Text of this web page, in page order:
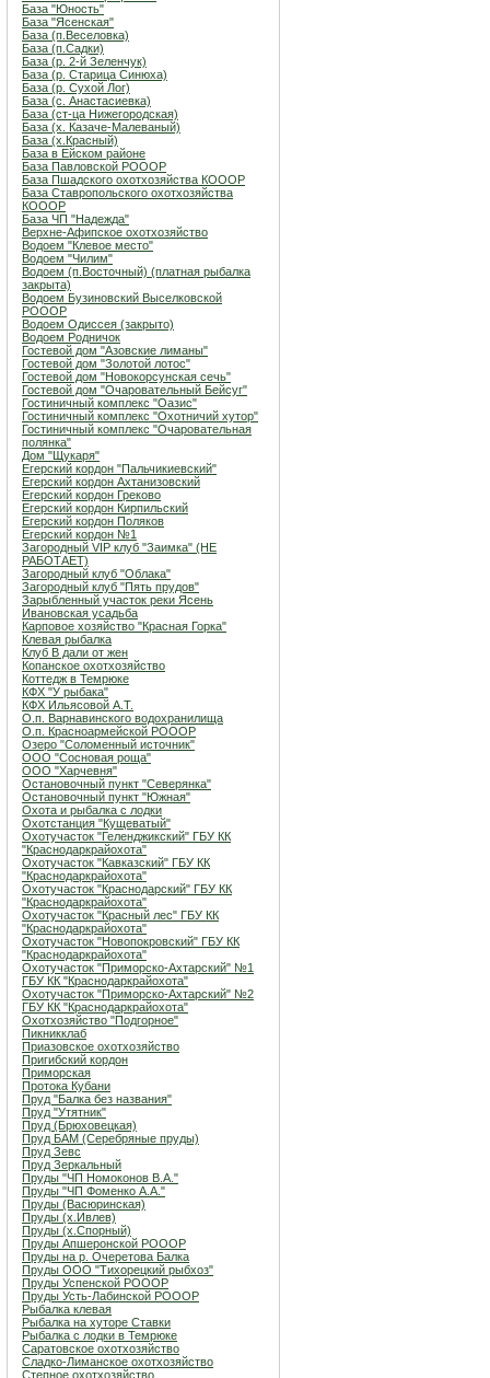
База "Юность"
База "Ясенская"
База (п.Веселовка)
База (п.Садки)
База (р. 2-й Зеленчук)
База (р. Старица Синюха)
База (р. Сухой Лог)
База (с. Анастасиевка)
База (ст-ца Нижегородская)
База (х. Казаче-Малеваный)
База (х.Красный)
База в Ейском районе
База Павловской РОООР
База Пшадского охотхозяйства КОООР
База Ставропольского охотхозяйства
КОООР
База ЧП "Надежда"
Верхне-Афипское охотхозяйство
Водоем "Клевое место"
Водоем "Чилим"
Водоем (п.Восточный) (платная рыбалка
закрыта)
Водоем Бузиновский Выселковской
РОООР
Водоем Одиссея (закрыто)
Водоем Родничок
Гостевой дом "Азовские лиманы"
Гостевой дом "Золотой лотос"
Гостевой дом "Новокорсунская сечь"
Гостевой дом "Очаровательный Бейсуг"
Гостиничный комплекс "Оазис"
Гостиничный комплекс "Охотничий хутор"
Гостиничный комплекс "Очаровательная
полянка"
Дом "Щукаря"
Егерский кордон "Пальчикиевский"
Егерский кордон Ахтанизовский
Егерский кордон Греково
Егерский кордон Кирпильский
Егерский кордон Поляков
Егерский кордон №1
Загородный VIP клуб "Заимка" (НЕ
РАБОТАЕТ)
Загородный клуб "Облака"
Загородный клуб "Пять прудов"
Зарыбленный участок реки Ясень
Ивановская усадьба
Карповое хозяйство "Красная Горка"
Клевая рыбалка
Клуб В дали от жен
Копанское охотхозяйство
Коттедж в Темрюке
КФХ "У рыбака"
КФХ Ильясовой А.Т.
О.п. Варнавинского водохранилища
О.п. Красноармейской РОООР
Озеро "Соломенный источник"
ООО "Сосновая роща"
ООО "Харчевня"
Остановочный пункт "Северянка"
Остановочный пункт "Южная"
Охота и рыбалка с лодки
Охотстанция "Кущеватый"
Охотучасток "Геленджикский" ГБУ КК
"Краснодаркрайохота"
Охотучасток "Кавказский" ГБУ КК
"Краснодаркрайохота"
Охотучасток "Краснодарский" ГБУ КК
"Краснодаркрайохота"
Охотучасток "Красный лес" ГБУ КК
"Краснодаркрайохота"
Охотучасток "Новопокровский" ГБУ КК
"Краснодаркрайохота"
Охотучасток "Приморско-Ахтарский" №1
ГБУ КК "Краснодаркрайохота"
Охотучасток "Приморско-Ахтарский" №2
ГБУ КК "Краснодаркрайохота"
Охотхозяйство "Подгорное"
Пикникклаб
Приазовское охотхозяйство
Пригибский кордон
Приморская
Протока Кубани
Пруд "Балка без названия"
Пруд "Утятник"
Пруд (Брюховецкая)
Пруд БАМ (Серебряные пруды)
Пруд Зевс
Пруд Зеркальный
Пруды "ЧП Номоконов В.А."
Пруды "ЧП Фоменко А.А."
Пруды (Васюринская)
Пруды (х.Ивлев)
Пруды (х.Спорный)
Пруды Апшеронской РОООР
Пруды на р. Очеретова Балка
Пруды ООО "Тихорецкий рыбхоз"
Пруды Успенской РОООР
Пруды Усть-Лабинской РОООР
Рыбалка клевая
Рыбалка на хуторе Ставки
Рыбалка с лодки в Темрюке
Саратовское охотхозяйство
Сладко-Лиманское охотхозяйство
Степное охотхозяйство